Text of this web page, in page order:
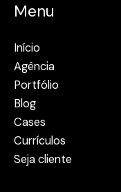
Menu
Início
Agência
Portfólio
Blog
Cases
Currículos
Seja cliente